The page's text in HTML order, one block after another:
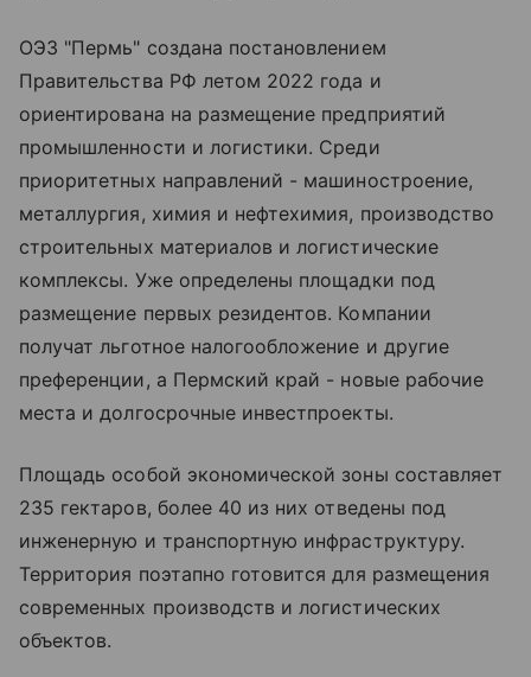
ОЭЗ "Пермь" создана постановлением
Правительства РФ летом 2022 года и
ориентирована на размещение предприятий
промышленности и логистики. Среди
приоритетных направлений - машиностроение,
металлургия, химия и нефтехимия, производство
строительных материалов и логистические
комплексы. Уже определены площадки под
размещение первых резидентов. Компании
получат льготное налогообложение и другие
преференции, а Пермский край - новые рабочие
места и долгосрочные инвестпроекты.
Площадь особой экономической зоны составляет
235 гектаров, более 40 из них отведены под
инженерную и транспортную инфраструктуру.
Территория поэтапно готовится для размещения
современных производств и логистических
объектов.